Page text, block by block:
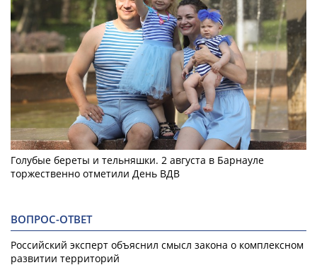
Голубые береты и тельняшки. 2 августа в Барнауле
торжественно отметили День ВДВ
ВОПРОС-ОТВЕТ
Российский эксперт объяснил смысл закона о комплексном
развитии территорий